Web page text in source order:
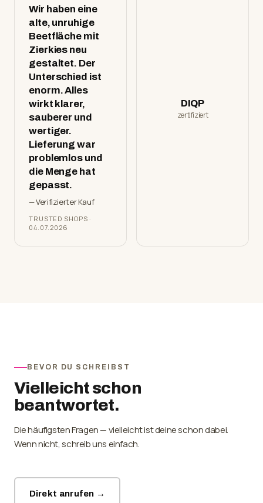
Wir haben eine
alte, unruhige
Beetfläche mit
Zierkies neu
gestaltet. Der
Unterschied ist
enorm. Alles
wirkt klarer,
sauberer und
wertiger.
Lieferung war
problemlos und
die Menge hat
gepasst.
— Verifizierter Kauf
TRUSTED SHOPS ·
04.07.2026
DIQP
zertifiziert
BEVOR DU SCHREIBST
Vielleicht schon
beantwortet.
Die häufigsten Fragen — vielleicht ist deine schon dabei.
Wenn nicht, schreib uns einfach.
Direkt anrufen →